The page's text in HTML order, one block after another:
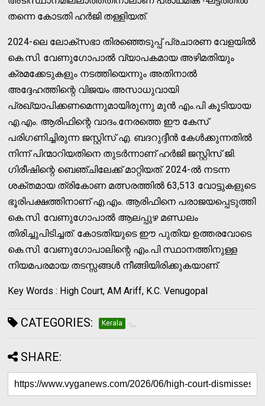
തന്നെ കോടതി ഹർജി തള്ളിയത്.
2024-ലെ ലോക്‌സഭാ തിരഞ്ഞെടുപ്പ് പ്രചാരണ വേളയിൽ
കെ.സി. വേണുഗോപാൽ വ്യാപകമായ അഴിമതിയും
ക്രമക്കേടുകളും നടത്തിയെന്നും അതിനാൽ
അദ്ദേഹത്തിന്റെ വിജയം അസാധുവായി
പ്രഖ്യാപിക്കണമെന്നുമായിരുന്നു മുൻ എം.പി കൂടിയായ
എ.എം. ആരിഫിന്റെ വാദം.നേരത്തെ ഈ കേസ്
പരിഗണിച്ചിരുന്ന ജസ്റ്റിസ് എ. ബദറുദ്ദീൻ കേൾക്കുന്നതിൽ
നിന്ന് പിന്മാറിയതിനെ തുടർന്നാണ് ഹർജി ജസ്റ്റിസ് ജി.
ഗിരീഷിന്റെ ബെഞ്ചിലേക്ക് മാറ്റിയത്. 2024-ൽ നടന്ന
ശക്തമായ ത്രികോണ മത്സരത്തിൽ 63,513 വോട്ടുകളുടെ
ഭൂരിപക്ഷത്തിനാണ് എ.എം. ആരിഫിനെ പരാജയപ്പെടുത്തി
കെ.സി. വേണുഗോപാൽ ആലപ്പുഴ മണ്ഡലം
തിരിച്ചുപിടിച്ചത്. കോടതിയുടെ ഈ പുതിയ ഉത്തരവോടെ
കെ.സി. വേണുഗോപാലിന്റെ എം.പി സ്ഥാനത്തിനുള്ള
നിയമപരമായ തടസ്സങ്ങൾ നീങ്ങിയിരിക്കുകയാണ്.
Key Words : High Court, AM Ariff, K.C. Venugopal
CATEGORIES: Kerala
SHARE: